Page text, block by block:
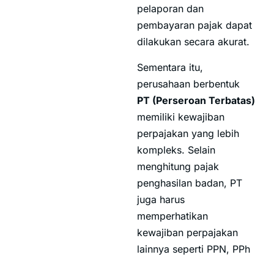
pelaporan dan
pembayaran pajak dapat
dilakukan secara akurat.
Sementara itu,
perusahaan berbentuk
PT (Perseroan Terbatas)
memiliki kewajiban
perpajakan yang lebih
kompleks. Selain
menghitung pajak
penghasilan badan, PT
juga harus
memperhatikan
kewajiban perpajakan
lainnya seperti PPN, PPh